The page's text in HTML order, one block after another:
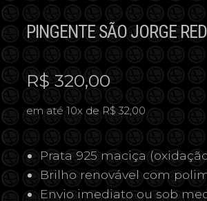
PINGENTE SÃO JORGE
R$ 320,00
em até 10x de R$ 32,00
Prata 925 maciça
Brilho renovável com
Envio imediato ou sob